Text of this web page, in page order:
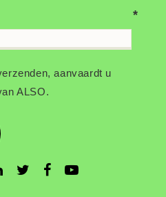
aanvaardt u
ALSO.